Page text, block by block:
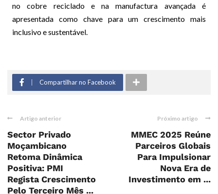
no cobre reciclado e na manufactura avançada é
apresentada como chave para um crescimento mais
inclusivo e sustentável.
Compartilhar no Facebook
Artigo anterior
Sector Privado
Moçambicano
Retoma Dinâmica
Positiva: PMI
Regista Crescimento
Pelo Terceiro Mês ...
Próximo artigo
MMEC 2025 Reúne
Parceiros Globais
Para Impulsionar
Nova Era de
Investimento em ...